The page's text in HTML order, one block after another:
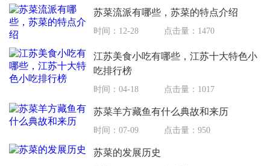
苏菜流派有哪些，苏菜的特点介绍
时间：12-28 点击量：1470
江苏美食小吃有哪些，江苏十大特色小
吃排行榜
时间：04-18 点击量：1017
苏菜羊方藏鱼有什么典故和来历
时间：07-09 点击量：950
苏菜的发展历史